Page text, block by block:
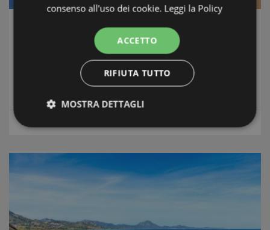
L' Appartamento nel Convento
-Nord Sardegna
: Excellent, immediately habitable
Distance from sea: 50 Meters
Floor area: Apartments
consenso all'uso dei cookie. Leggi la Policy
ACCETTO
RIFIUTA TUTTO
MOSTRA DETTAGLI
Strettamente necessari e Statistiche